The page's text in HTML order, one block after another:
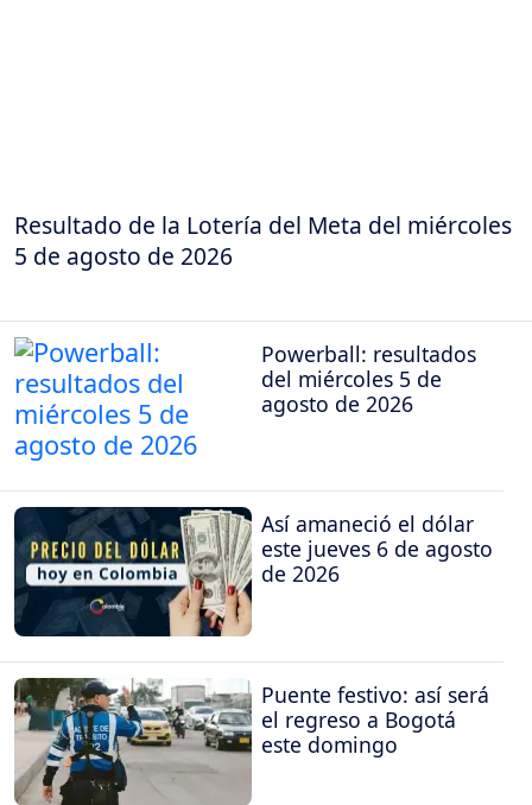
Resultado de la Lotería del Meta del miércoles
5 de agosto de 2026
Powerball: resultados
del miércoles 5 de
agosto de 2026
Así amaneció el dólar
este jueves 6 de agosto
de 2026
Puente festivo: así será
el regreso a Bogotá
este domingo